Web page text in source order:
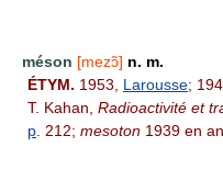
méson [mezɔ̃] n. m.
ÉTYM. 1953, Larousse;
T. Kahan, Radioactivité et
p . 212; mesoton 1939 en